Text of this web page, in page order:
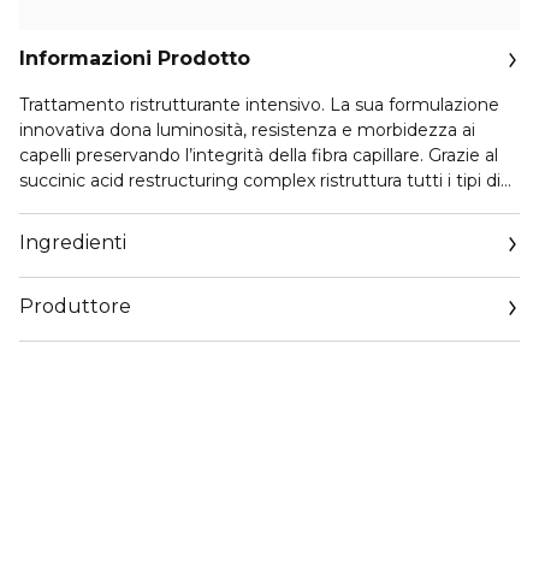
Informazioni Prodotto
Trattamento ristrutturante intensivo. La sua formulazione
innovativa dona luminosità, resistenza e morbidezza ai
capelli preservando l’integrità della fibra capillare. Grazie al
succinic acid restructuring complex ristruttura tutti i tipi di
morbidi dalla luminosità sublime.
Ingredienti
Produttore